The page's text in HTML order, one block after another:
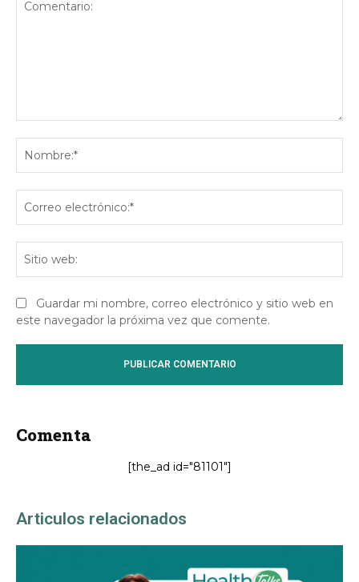
Guardar mi nombre, correo electrónico y sitio web en
este navegador la próxima vez que comente.
Comenta
[the_ad id="81101"]
Articulos relacionados